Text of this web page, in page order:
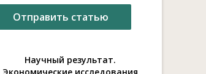
Отправить статью
Научный результат.